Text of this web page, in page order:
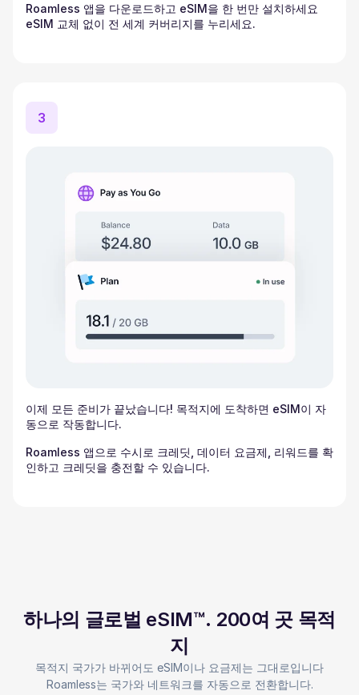
Roamless 앱을 다운로드하고 eSIM을 한 번만 설치하세요
eSIM 교체 없이 전 세계 커버리지를 누리세요.
3
이제 모든 준비가 끝났습니다! 목적지에 도착하면 eSIM이 자
동으로 작동합니다.
Roamless 앱으로 수시로 크레딧, 데이터 요금제, 리워드를 확
인하고 크레딧을 충전할 수 있습니다.
하나의 글로벌 eSIM™. 200여 곳 목적
지
목적지 국가가 바뀌어도 eSIM이나 요금제는 그대로입니다
Roamless는 국가와 네트워크를 자동으로 전환합니다.